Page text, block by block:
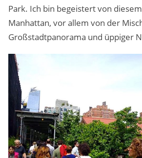
Park. Ich bin begeistert von
Manhattan, vor allem von der
Großstadtpanorama und üppiger